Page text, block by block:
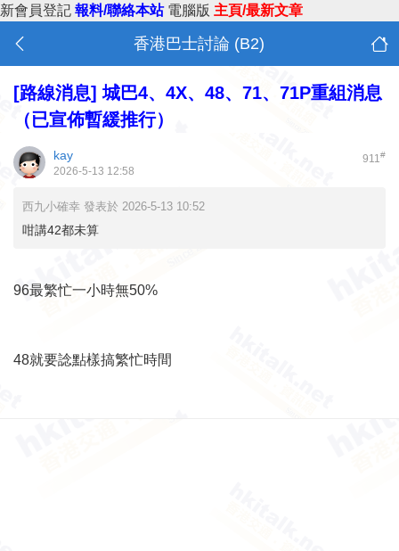
新會員登記 報料/聯絡本站 電腦版 主頁/最新文章
香港巴士討論 (B2)
[路線消息] 城巴4、4X、48、71、71P重組消息
（已宣佈暫緩推行）
911#
kay
2026-5-13 12:58
西九小確幸 發表於 2026-5-13 10:52
咁講42都未算
96最繁忙一小時無50%
48就要諗點樣搞繁忙時間